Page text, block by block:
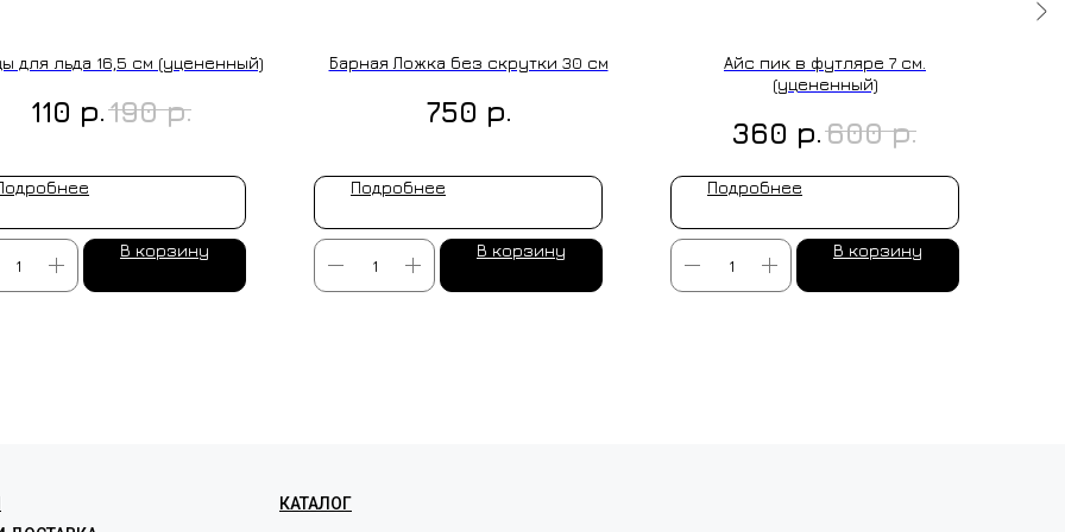
для льда 16,5 см (уцененный)
110 р.190 р.
В корзину
Барная Ложка без скрутки 30 см
750 р.
Подробнее
В корзину
Айс пик в футляре 7 см.
(уцененный)
360 р.600 р.
Подробнее
В корзину
НА ЗАКАЗ
КАТАЛОГ